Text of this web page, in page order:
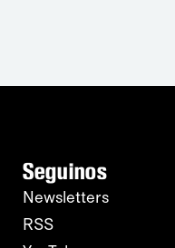
Seguinos
Newsletters
RSS